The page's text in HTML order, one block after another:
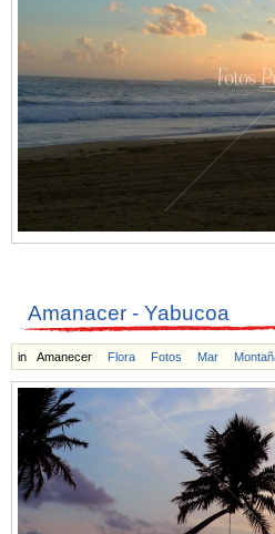
Amanacer - Yabucoa
in Amanecer Flora Fotos Mar